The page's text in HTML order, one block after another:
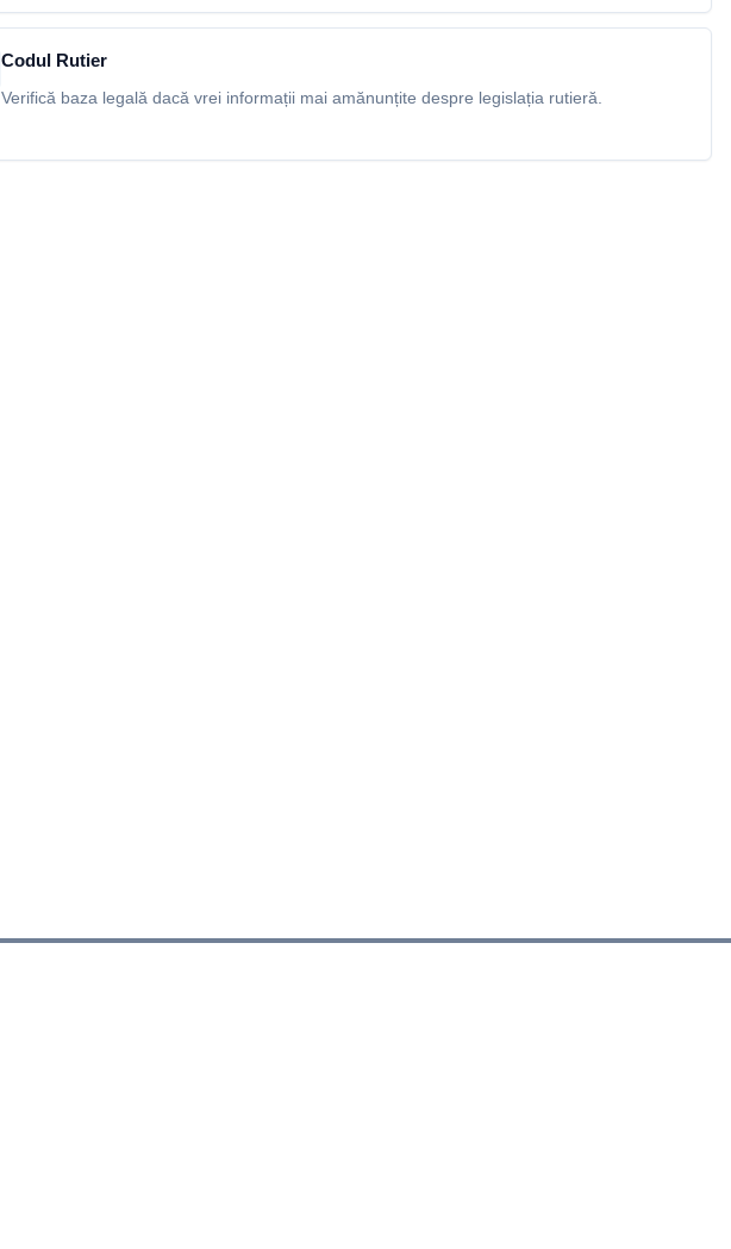
Codul Rutier
Verifică baza legală dacă vrei informații mai amănunțite despre legislația rutieră.